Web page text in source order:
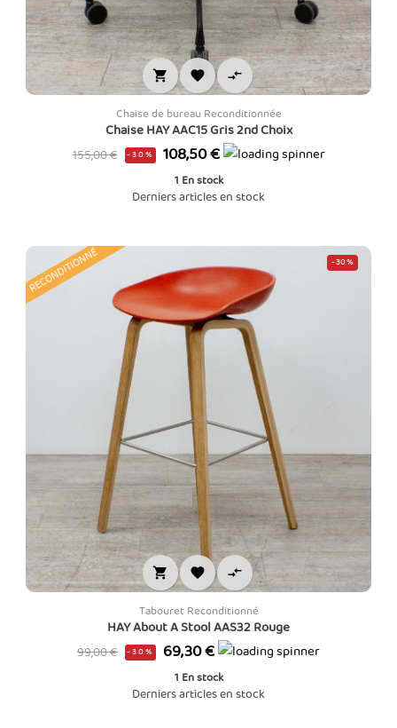
  
Chaise de bureau Reconditionnée
Chaise HAY AAC15 Gris 2nd Choix
Prix
155,00 € -30% Prix
108,50 €
1 En stock
Derniers articles en stock
RECONDITIONNÉ -30%
  
Tabouret Reconditionné
HAY About A Stool AAS32 Rouge
Prix
99,00 € -30% Prix
69,30 €
1 En stock
Derniers articles en stock